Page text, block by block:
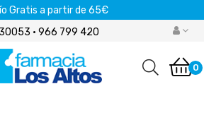
Gratis a partir de 65€
· 966 799 420
0